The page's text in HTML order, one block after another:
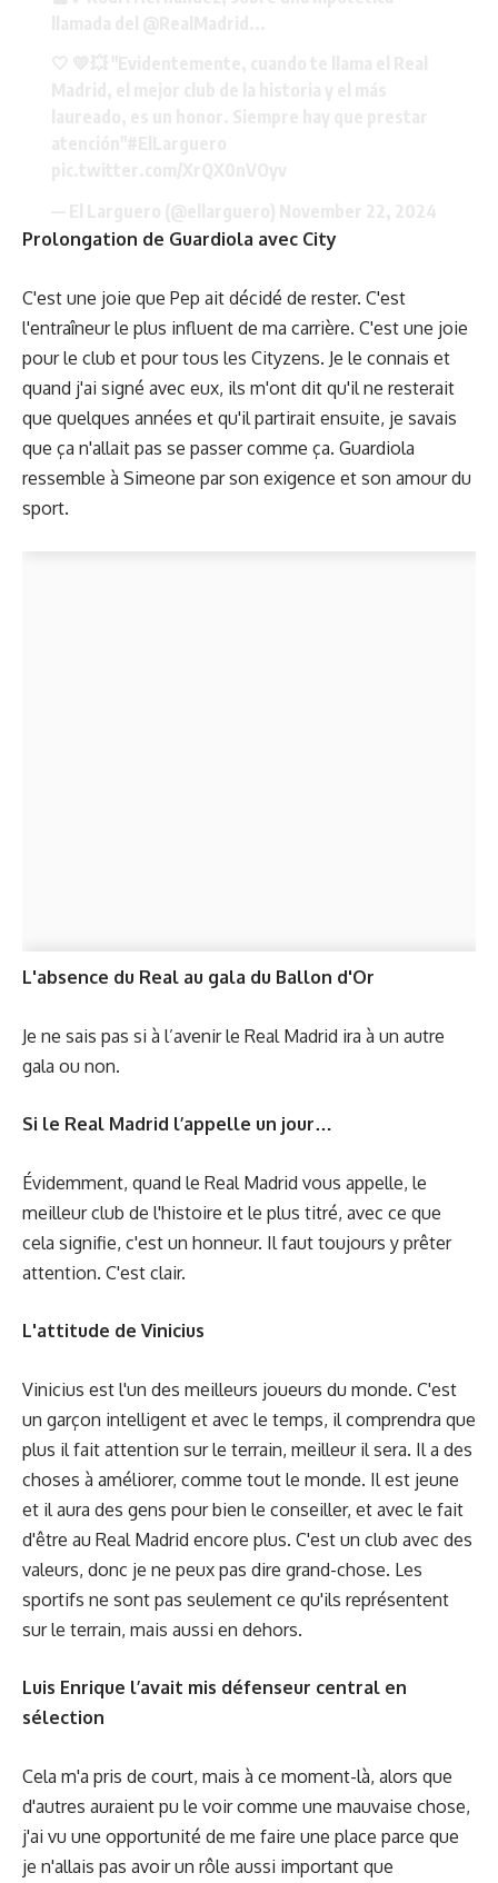
Prolongation de Guardiola avec City
C'est une joie que Pep ait décidé de rester. C'est
l'entraîneur le plus influent de ma carrière. C'est une joie
pour le club et pour tous les Cityzens. Je le connais et
quand j'ai signé avec eux, ils m'ont dit qu'il ne resterait
que quelques années et qu'il partirait ensuite, je savais
que ça n'allait pas se passer comme ça. Guardiola
ressemble à Simeone par son exigence et son amour du
sport.
L'absence du Real au gala du Ballon d'Or
Je ne sais pas si à l’avenir le Real Madrid ira à un autre
gala ou non.
Si le Real Madrid l’appelle un jour…
Évidemment, quand le Real Madrid vous appelle, le
meilleur club de l'histoire et le plus titré, avec ce que
cela signifie, c'est un honneur. Il faut toujours y prêter
attention. C'est clair.
L'attitude de Vinicius
Vinicius est l'un des meilleurs joueurs du monde. C'est
un garçon intelligent et avec le temps, il comprendra que
plus il fait attention sur le terrain, meilleur il sera. Il a des
choses à améliorer, comme tout le monde. Il est jeune
et il aura des gens pour bien le conseiller, et avec le fait
d'être au Real Madrid encore plus. C'est un club avec des
valeurs, donc je ne peux pas dire grand-chose. Les
sportifs ne sont pas seulement ce qu'ils représentent
sur le terrain, mais aussi en dehors.
Luis Enrique l’avait mis défenseur central en
sélection
Cela m'a pris de court, mais à ce moment-là, alors que
d'autres auraient pu le voir comme une mauvaise chose,
j'ai vu une opportunité de me faire une place parce que
je n'allais pas avoir un rôle aussi important que